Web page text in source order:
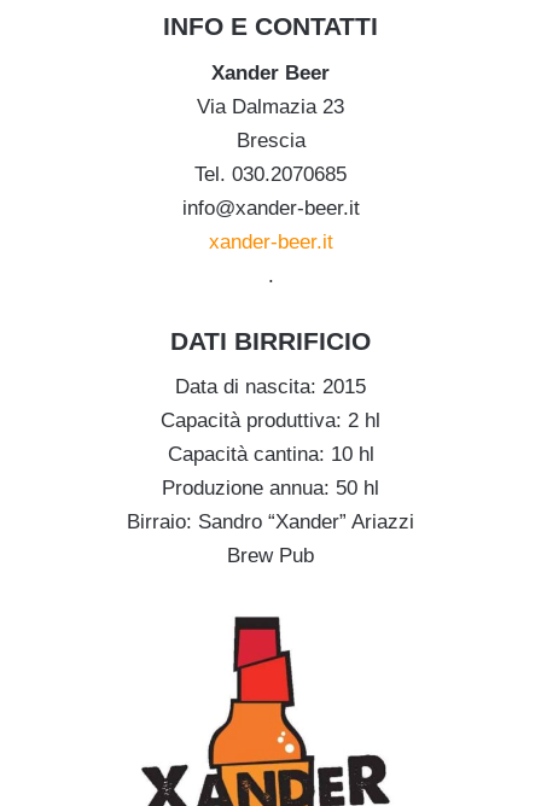
INFO E CONTATTI
Xander Beer
Via Dalmazia 23
Brescia
Tel. 030.2070685
info@xander-beer.it
xander-beer.it
.
DATI BIRRIFICIO
Data di nascita: 2015
Capacità produttiva: 2 hl
Capacità cantina: 10 hl
Produzione annua: 50 hl
Birraio: Sandro “Xander” Ariazzi
Brew Pub